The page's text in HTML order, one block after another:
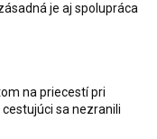
je aj spolupráca
na priecestí pri
sa nezranili